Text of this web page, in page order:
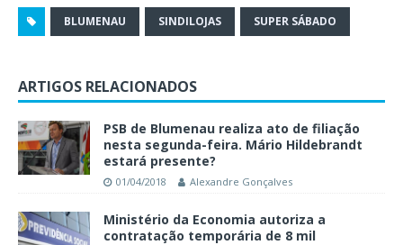
BLUMENAU SINDILOJAS SUPER SÁBADO
ARTIGOS RELACIONADOS
PSB de Blumenau realiza ato de filiação
nesta segunda-feira. Mário Hildebrandt
estará presente?
01/04/2018 Alexandre Gonçalves
Ministério da Economia autoriza a
contratação temporária de 8 mil